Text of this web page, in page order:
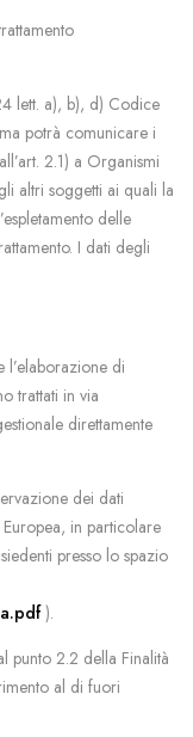
lett. a), b), d) Codice
potrà comunicare i
2.1) a Organismi
altri soggetti ai quali la
delle
I dati degli
l’elaborazione di
trattati in via
direttamente
dei dati
Europea, in particolare
presso lo spazio
).
punto 2.2 della Finalità
al di fuori